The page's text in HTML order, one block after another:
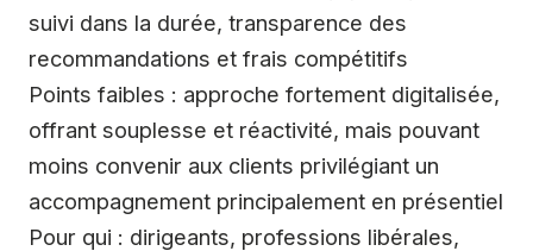
suivi dans la durée, transparence des
recommandations et frais compétitifs
Points faibles : approche fortement digitalisée,
offrant souplesse et réactivité, mais pouvant
moins convenir aux clients privilégiant un
accompagnement principalement en présentiel
Pour qui : dirigeants, professions libérales,